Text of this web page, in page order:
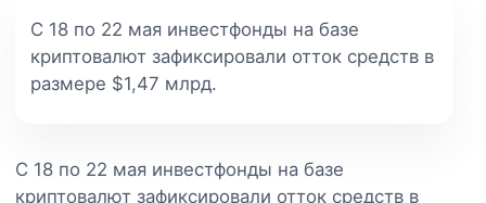
С 18 по 22 мая инвестфонды на базе
криптовалют зафиксировали отток средств в
размере $1,47 млрд.
С 18 по 22 мая инвестфонды на базе
криптовалют зафиксировали отток средств в